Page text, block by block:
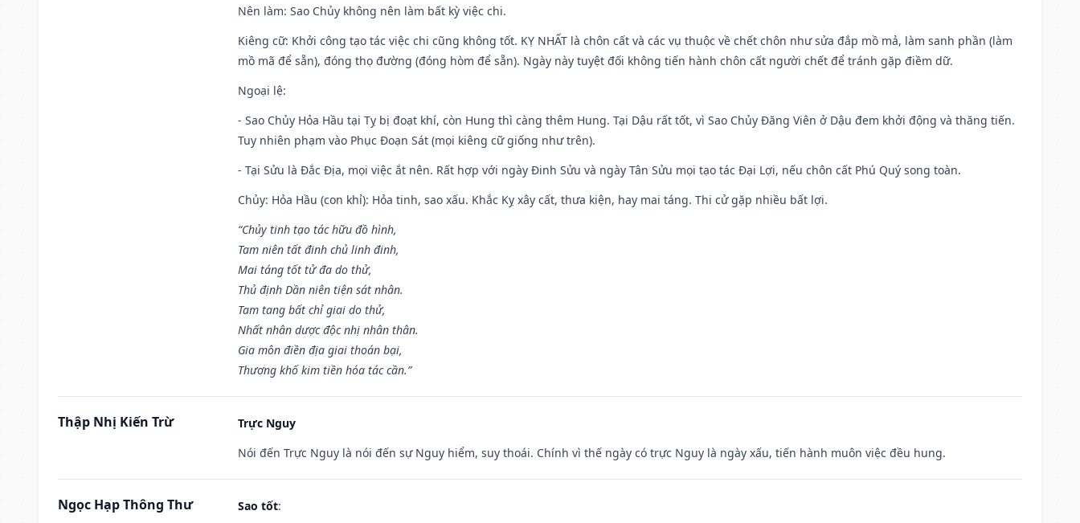
Nên làm: Sao Chủy không nên làm bất kỳ việc chi.
Kiêng cữ: Khởi công tạo tác việc chi cũng không tốt. KỴ NHẤT là chôn cất và các vụ thuộc về chết chôn như sửa đắp mồ mả, làm sanh phần (làm
mồ mã để sẵn), đóng thọ đường (đóng hòm để sẵn). Ngày này tuyệt đối không tiến hành chôn cất người chết để tránh gặp điềm dữ.
Ngoại lệ:
- Sao Chủy Hỏa Hầu tại Tỵ bị đoạt khí, còn Hung thì càng thêm Hung. Tại Dậu rất tốt, vì Sao Chủy Đăng Viên ở Dậu đem khởi động và thăng tiến.
Tuy nhiên phạm vào Phục Đoạn Sát (mọi kiêng cữ giống như trên).
- Tại Sửu là Đắc Địa, mọi việc ắt nên. Rất hợp với ngày Đinh Sửu và ngày Tân Sửu mọi tạo tác Đại Lợi, nếu chôn cất Phú Quý song toàn.
Chủy: Hỏa Hầu (con khỉ): Hỏa tinh, sao xấu. Khắc Kỵ xây cất, thưa kiện, hay mai táng. Thi cử gặp nhiều bất lợi.
“Chủy tinh tạo tác hữu đồ hình,
Tam niên tất đinh chủ linh đinh,
Mai táng tốt tử đa do thử,
Thủ định Dần niên tiện sát nhân.
Tam tang bất chỉ giai do thử,
Nhất nhân dược độc nhị nhân thân.
Gia môn điền địa giai thoán bại,
Thương khố kim tiền hóa tác cần.”
Thập Nhị Kiến Trừ
Trực Nguy
Nói đến Trực Nguy là nói đến sự Nguy hiểm, suy thoái. Chính vì thế ngày có trực Nguy là ngày xấu, tiến hành muôn việc đều hung.
Ngọc Hạp Thông Thư Sao tốt: